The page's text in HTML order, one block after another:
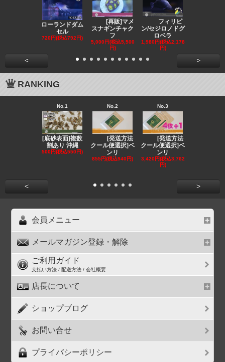
ローランドダム
セル
720円(税込792円)
[再販]マメ
スナギンチャク
フ
5,000円(税込5,500
円)
フィリピ
ン/セジロノドグ
ロベラ
1,980円(税込2,178
円)
< >
RANKING
No.1
[底砂表面]複数
割あり 沖縄
500円(税込550円)
No.2
[発送方法
クール便選択]ベ
ンリ
855円(税込940円)
No.3
[発送方法
クール便選択]ベ
ンリ
3,420円(税込3,762
円)
< >
会員メニュー
メールマガジン登録・解除
ご利用ガイド
支払い方法 / 配送方法 / 会社概要
店長について
ショップブログ
お問い合せ
プライバシーポリシー